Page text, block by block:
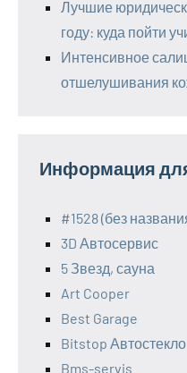
Лучшие
году: куда пойти
Интенсивное
отшелушивания
Информация
#1528 (без
3D Автосервис
5 Звезд, сауна
Art Cooper
Best Garage
Bitstop Автостекло
Bms-servis